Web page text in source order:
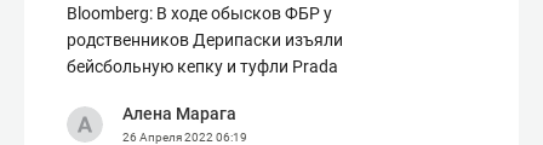
Bloomberg: В ходе обысков ФБР у
родственников Дерипаски изъяли
бейсбольную кепку и туфли Prada
Алена Марага
26 Апреля 2022 06:19